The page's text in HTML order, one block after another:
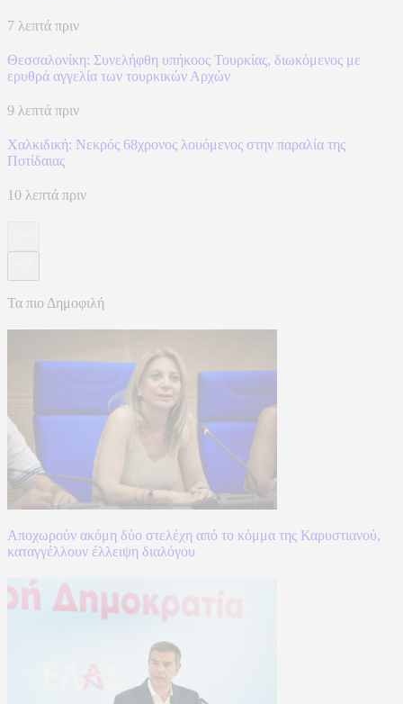
7 λεπτά πριν
Θεσσαλονίκη: Συνελήφθη υπήκοος Τουρκίας, διωκόμενος με
ερυθρά αγγελία των τουρκικών Αρχών
9 λεπτά πριν
Χαλκιδική: Νεκρός 68χρονος λουόμενος στην παραλία της
Ποτίδαιας
10 λεπτά πριν
Τα πιο Δημοφιλή
Αποχωρούν ακόμη δύο στελέχη από το κόμμα της Καρυστιανού,
καταγγέλλουν έλλειψη διαλόγου